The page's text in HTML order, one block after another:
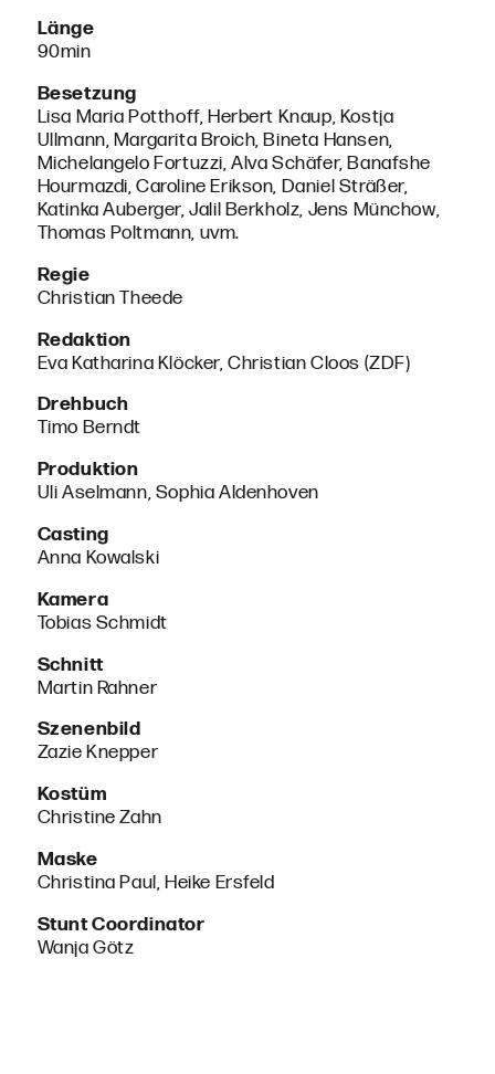
Länge
90min
Besetzung
Lisa Maria Potthoff, Herbert Knaup, Kostja
Ullmann, Margarita Broich, Bineta Hansen,
Michelangelo Fortuzzi, Alva Schäfer, Banafshe
Hourmazdi, Caroline Erikson, Daniel Sträßer,
Katinka Auberger, Jalil Berkholz, Jens Münchow,
Thomas Poltmann, uvm.
Regie
Christian Theede
Redaktion
Eva Katharina Klöcker, Christian Cloos (ZDF)
Drehbuch
Timo Berndt
Produktion
Uli Aselmann, Sophia Aldenhoven
Casting
Anna Kowalski
Kamera
Tobias Schmidt
Schnitt
Martin Rahner
Szenenbild
Zazie Knepper
Kostüm
Christine Zahn
Maske
Christina Paul, Heike Ersfeld
Stunt Coordinator
Wanja Götz